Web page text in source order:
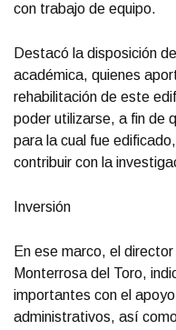
con trabajo de equipo.
Destacó la disposición
académica, quienes
rehabilitación de este
poder utilizarse, a fin de
para la cual fue
contribuir con la
Inversión
En ese marco, el
Monterrosa del Toro,
importantes con el
administrativos, así